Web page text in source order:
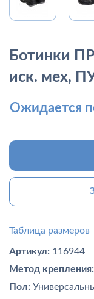
Ботинки
иск. мех,
Ожидается
Таблица размеров
Артикул: 116944
Метод крепления:
Пол: